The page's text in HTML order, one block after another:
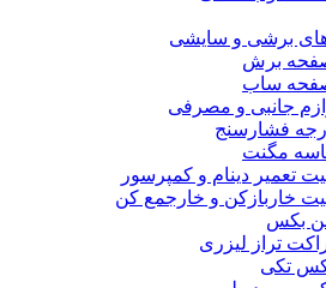
برشی و سایشی
برش
ساب
جانبی و مصرفی
فشارسنج
مگنت
تعمیر دینام و کمپرسور
خاربازکن و خارجمع کن
بکس
تراز لیزری
تکی